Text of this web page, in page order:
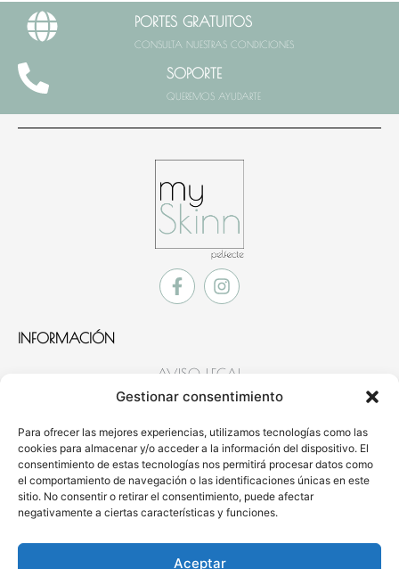
Gestionar consentimiento
Para ofrecer las mejores experiencias, utilizamos tecnologías como las
cookies para almacenar y/o acceder a la información del dispositivo. El
consentimiento de estas tecnologías nos permitirá procesar datos como
el comportamiento de navegación o las identificaciones únicas en este
sitio. No consentir o retirar el consentimiento, puede afectar
negativamente a ciertas características y funciones.
Aceptar
PORTES GRATUITOS
CONSULTA NUESTRAS CONDICIONES
SOPORTE
QUEREMOS AYUDARTE
INFORMACIÓN
AVISO LEGAL
POLÍTICA DE COOKIES
CONTACTO
MÓVIL: 654 922 635
: 654 922 635
964 83 03 93